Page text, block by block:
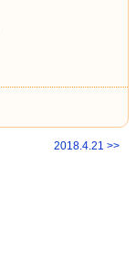
2018.4.21 >>